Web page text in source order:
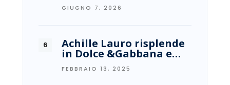
GIUGNO 7, 2026
Achille Lauro risplende
in Dolce &Gabbana e…
FEBBRAIO 13, 2025